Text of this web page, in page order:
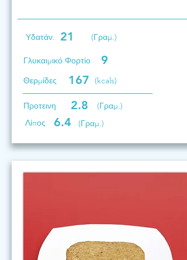
Υδατάν. 21 (Γραμ.)
Γλυκαιμικό Φορτίο 9
Θερμίδες 167 (kcals)
Προτεινη 2.8
(Γραμ.)
Λίπος
6.4 (Γραμ.)